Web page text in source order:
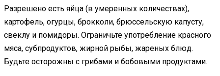
Разрешено есть яйца (в умеренных количествах),
картофель, огурцы, брокколи, брюссельскую капусту,
свеклу и помидоры. Ограничьте употребление красного
мяса, субпродуктов, жирной рыбы, жареных блюд.
Будьте осторожны с грибами и бобовыми продуктами.